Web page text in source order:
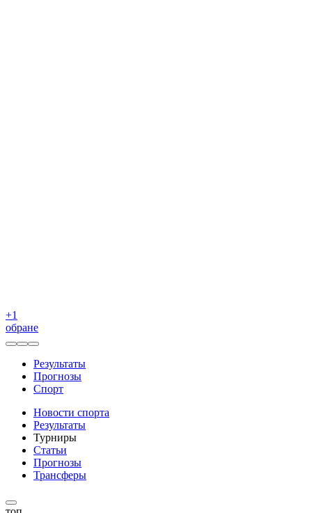
+1
обране
Результаты
Прогнозы
Спорт
Новости спорта
Результаты
Турниры
Статьи
Прогнозы
Трансферы